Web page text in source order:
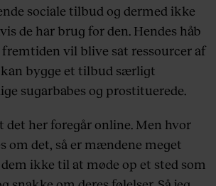
sociale tilbud og dermed ikke
de har brug for den. Hendes håb
fremtiden vil blive sat ressourcer af
bygge et tilbud særligt
sugarbabes og prostituerede.
det her foregår online. Men hvor
om det, så er mændene meget
ikke til at møde op et sted som